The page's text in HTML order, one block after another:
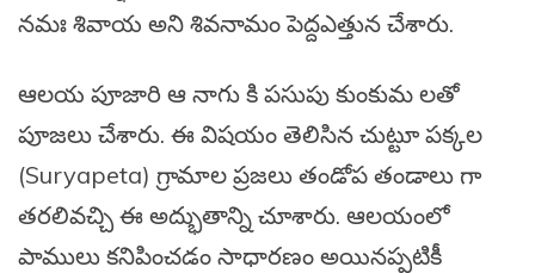
నమః శివాయ అని శివనామం పెద్దఎత్తున చేశారు.
ఆలయ పూజారి ఆ నాగు కి పసుపు కుంకుమ లతో
పూజలు చేశారు. ఈ విషయం తెలిసిన చుట్టూ పక్కల
(Suryapeta) గ్రామాల ప్రజలు తండోప తండాలు గా
తరలివచ్చి ఈ అద్భుతాన్ని చూశారు. ఆలయంలో
పాములు కనిపించడం సాధారణం అయినప్పటికీ